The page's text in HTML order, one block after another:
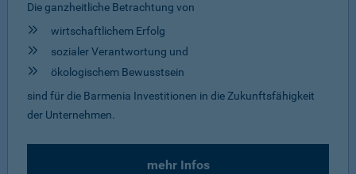
Die ganzheitliche Betrachtung von
wirtschaftlichem Erfolg
sozialer Verantwortung und
ökologischem Bewusstsein
sind für die Barmenia Investitionen in die Zukunftsfähigkeit
der Unternehmen.
mehr Infos